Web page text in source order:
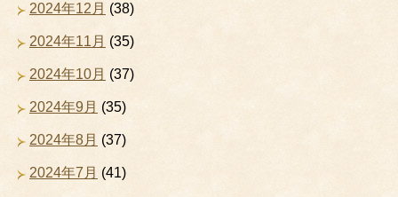
2024年12月 (38)
2024年11月 (35)
2024年10月 (37)
2024年9月 (35)
2024年8月 (37)
2024年7月 (41)